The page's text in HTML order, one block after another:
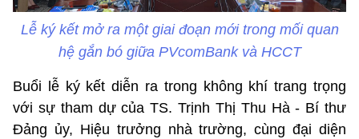
Lễ ký kết mở ra một giai đoạn mới trong mối quan
hệ gắn bó giữa PVcomBank và HCCT
Buổi lễ ký kết diễn ra trong không khí trang trọng
với sự tham dự của TS. Trịnh Thị Thu Hà - Bí thư
Đảng ủy, Hiệu trưởng nhà trường, cùng đại diện